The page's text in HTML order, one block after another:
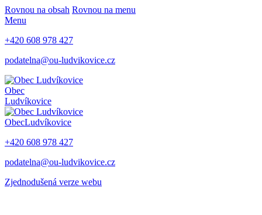
Rovnou na obsah Rovnou na menu
Menu
+420 608 978 427
podatelna@ou-ludvikovice.cz
Obec
Ludvíkovice
ObecLudvíkovice
+420 608 978 427
podatelna@ou-ludvikovice.cz
Zjednodušená verze webu